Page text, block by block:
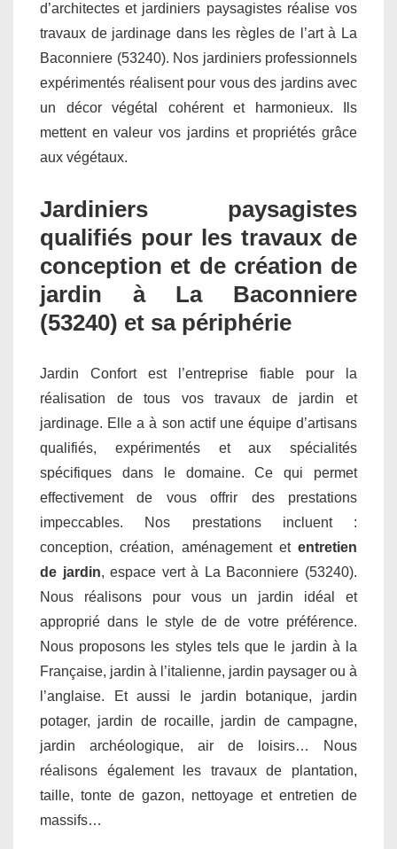
d’architectes et jardiniers paysagistes réalise vos
travaux de jardinage dans les règles de l’art à La
Baconniere (53240). Nos jardiniers professionnels
expérimentés réalisent pour vous des jardins avec
un décor végétal cohérent et harmonieux. Ils
mettent en valeur vos jardins et propriétés grâce
aux végétaux.
Jardiniers paysagistes
qualifiés pour les travaux de
conception et de création de
jardin à La Baconniere
(53240) et sa périphérie
Jardin Confort est l’entreprise fiable pour la
réalisation de tous vos travaux de jardin et
jardinage. Elle a à son actif une équipe d’artisans
qualifiés, expérimentés et aux spécialités
spécifiques dans le domaine. Ce qui permet
effectivement de vous offrir des prestations
impeccables. Nos prestations incluent :
conception, création, aménagement et entretien
de jardin, espace vert à La Baconniere (53240).
Nous réalisons pour vous un jardin idéal et
approprié dans le style de de votre préférence.
Nous proposons les styles tels que le jardin à la
Française, jardin à l’italienne, jardin paysager ou à
l’anglaise. Et aussi le jardin botanique, jardin
potager, jardin de rocaille, jardin de campagne,
jardin archéologique, air de loisirs… Nous
réalisons également les travaux de plantation,
taille, tonte de gazon, nettoyage et entretien de
massifs…